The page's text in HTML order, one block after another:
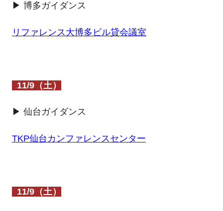
▶ 博多ガイダンス
リファレンス大博多ビル貸会議室
11/9（土）
▶ 仙台ガイダンス
TKP仙台カンファレンスセンター
11/9（土）